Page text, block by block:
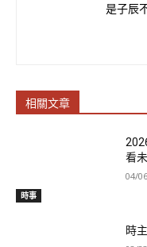
是子辰
相關文章
時事
看
04/
時